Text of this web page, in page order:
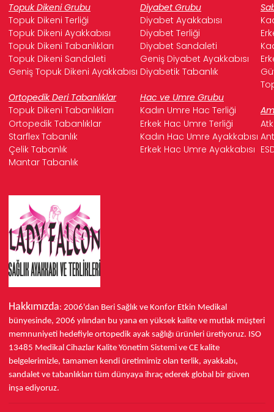
Topuk Dikeni Grubu Diyabet Grubu
Topuk Dikeni Terliği
Diyabet Ayakkabısı
Topuk Dikeni Ayakkabısı
Diyabet Terliği
Topuk Dikeni Tabanlıkları
Diyabet Sandaleti
Topuk Dikeni Sandaleti
Geniş Diyabet Ayakkabısı
Geniş Topuk Dikeni Ayakkabısı Diyabetik Tabanlık
Ortopedik Deri Tabanlıklar
Hac ve Umre Grubu
Topuk Dikeni Tabanlıkları
Kadın Umre Hac Terliği
Ortopedik Tabanlıklar
Erkek Hac Umre Terliği
Starflex Tabanlık
Kadın Hac Umre Ayakkabısı
Çelik Tabanlık
Erkek Hac Umre Ayakkabısı
Mantar Tabanlık
Hakkımızda: 2006'dan Beri Sağlık ve Konfor Etkin Medikal
bünyesinde, 2006 yılından bu yana en yüksek kalite ve mutlak müşteri
memnuniyeti hedefiyle ortopedik ayak sağlığı ürünleri üretiyoruz. ISO
13485 Medikal Cihazlar Kalite Yönetim Sistemi ve CE kalite
belgelerimizle, tamamen kendi üretimimiz olan terlik, ayakkabı,
sandalet ve tabanlıkları tüm dünyaya ihraç ederek global bir güven
inşa ediyoruz.